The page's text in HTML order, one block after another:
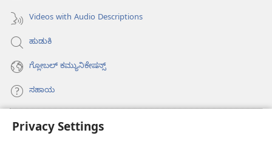
Privacy Settings
Videos with Audio Descriptions
ಹುಡುಕಿ
ಗ್ಲೋಬಲ್‌ ಕಮ್ಯುನಿಕೇಷನ್ಸ್‌
ಸಹಾಯ
ಕಾಣಿಕೆಗಳು
(opens